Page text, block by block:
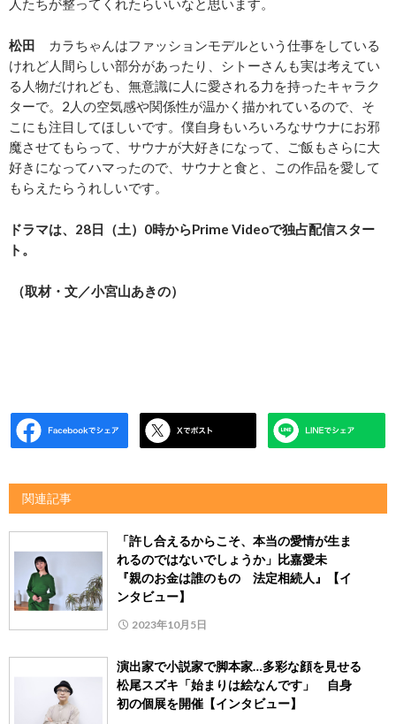
松田 カラちゃんはファッションモデルという仕事をしている
けれど人間らしい部分があったり、シトーさんも実は考えてい
る人物だけれども、無意識に人に愛される力を持ったキャラク
ターで。2人の空気感や関係性が温かく描かれているので、そ
こにも注目してほしいです。僕自身もいろいろなサウナにお邪
魔させてもらって、サウナが大好きになって、ご飯もさらに大
好きになってハマったので、サウナと食と、この作品を愛して
もらえたらうれしいです。
ドラマは、28日（土）0時からPrime Videoで独占配信スター
ト。
（取材・文／小宮山あきの）
関連記事
「許し合えるからこそ、本当の愛情が生ま
れるのではないでしょうか」比嘉愛未
『親のお金は誰のもの 法定相続人』【イ
ンタビュー】
2023年10月5日
演出家で小説家で脚本家…多彩な顔を見せる
松尾スズキ「始まりは絵なんです」 自身
初の個展を開催【インタビュー】